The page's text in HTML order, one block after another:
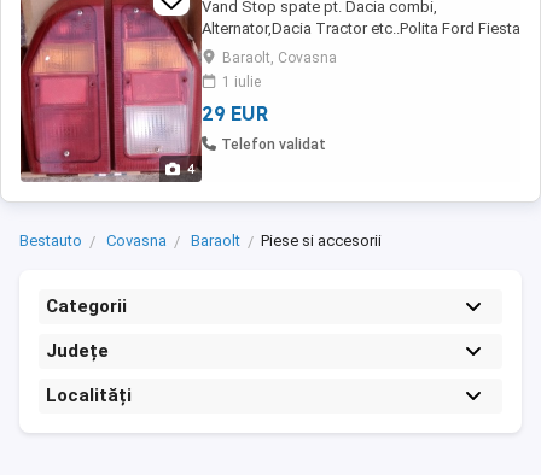
4
Vand Stop spate pt. Dacia combi,
Alternator,Dacia Tractor etc..Polita Ford Fiesta
cu 2 usa /2007
Baraolt, Covasna
1 iulie
29 EUR
Telefon validat
Bestauto Covasna Baraolt Piese si accesorii
Categorii
Județe
Localități